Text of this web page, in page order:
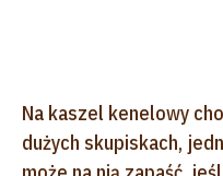
Na kaszel kenelowy
dużych skupiskach,